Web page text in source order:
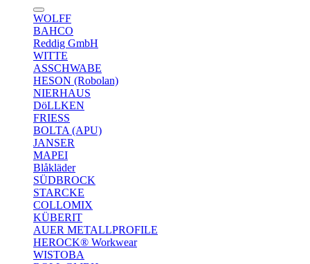
WOLFF
BAHCO
Reddig GmbH
WITTE
ASSCHWABE
HESON (Robolan)
NIERHAUS
DöLLKEN
FRIESS
BOLTA (APU)
JANSER
MAPEI
Blåkläder
SÜDBROCK
STARCKE
COLLOMIX
KÜBERIT
AUER METALLPROFILE
HEROCK® Workwear
WISTOBA